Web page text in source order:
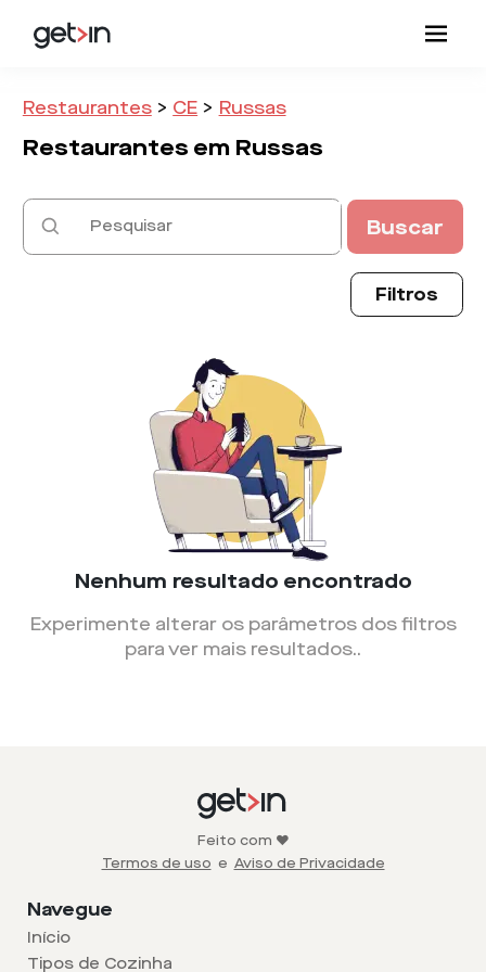
Restaurantes > CE > Russas
Restaurantes em Russas
Buscar
Filtros
Nenhum resultado encontrado
Experimente alterar os parâmetros dos filtros
para ver mais resultados..
Feito com ❤️
Termos de uso e Aviso de Privacidade
Navegue
Início
Tipos de Cozinha